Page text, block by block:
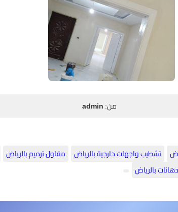
من:admin
تشطيب واجهات خارجية بالرياض مقاول ترميم بالرياض
بالرياض